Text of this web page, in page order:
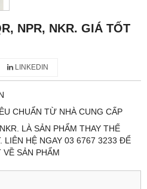
NPR, NKR. GIÁ TỐT
LINKEDIN
CHUẨN TỪ NHÀ CUNG CẤP
LÀ SẢN PHẨM THAY THẾ
LIÊN HỆ NGAY 03 6767 3233 ĐỂ
SẢN PHẨM